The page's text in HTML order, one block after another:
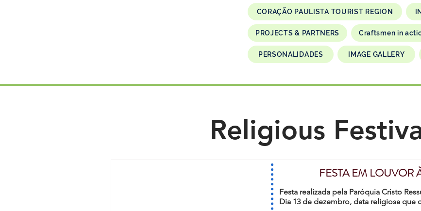
CORAÇÃO PAULISTA TOURIST REGION
PROJECTS & PARTNERS Craftsmen in
PERSONALIDADES IMAGE GALLERY
Religious
FESTA EM LOUVOR
Festa realizada pela Paróquia Cristo
Dia 13 de dezembro, data religiosa que